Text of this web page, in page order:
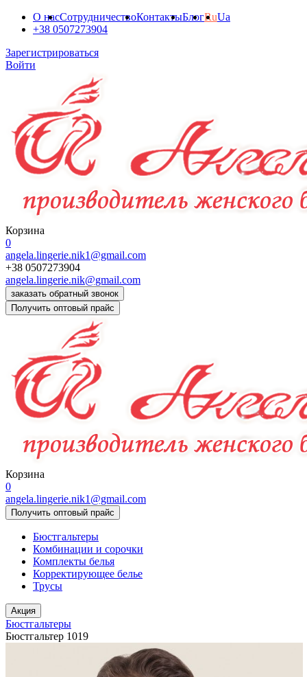
О насСотрудничествоКонтактыБлогRuUa
+38 0507273904
Зарегистрироваться
Войти
Корзина
0
angela.lingerie.nik1@gmail.com
+38 0507273904
angela.lingerie.nik@gmail.com
заказать обратный звонок
Получить оптовый прайс
Корзина
0
angela.lingerie.nik1@gmail.com
Получить оптовый прайс
Бюстгальтеры
Комбинации и сорочки
Комплекты белья
Корректирующее белье
Трусы
Акция
Бюстгальтеры
Бюстгальтер 1019